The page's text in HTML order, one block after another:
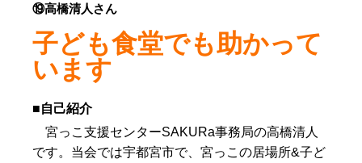
⑲高橋清人さん
子ども食堂でも助かって
います
■自己紹介
宮っこ支援センターSAKURa事務局の高橋清人
です。当会では宇都宮市で、宮っこの居場所&子ど